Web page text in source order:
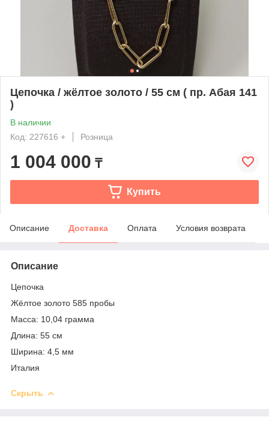
Цепочка / жёлтое золото / 55 см ( пр. Абая 141
)
В наличии
Код: 227616 +
Розница
1 004 000 ₸
Купить
Описание Доставка Оплата Условия возврата
Описание
Цепочка
Жёлтое золото 585 пробы
Масса: 10,04 грамма
Длина: 55 см
Ширина: 4,5 мм
Италия
Скрыть